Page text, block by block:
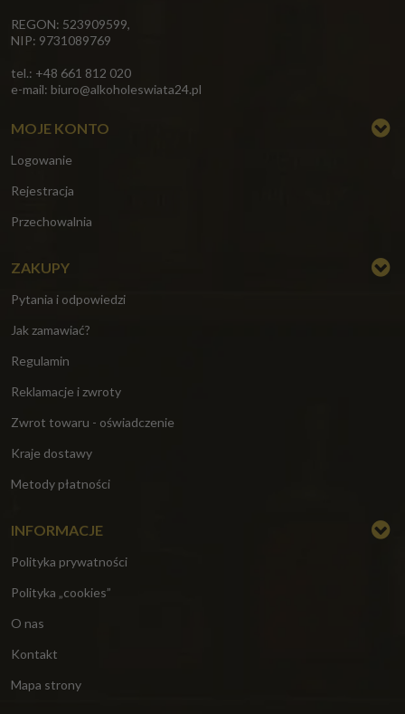
REGON: 523909599,
NIP: 9731089769
tel.: +48 661 812 020
e-mail: biuro@alkoholeswiata24.pl
MOJE KONTO
Logowanie
Rejestracja
Przechowalnia
ZAKUPY
Pytania i odpowiedzi
Jak zamawiać?
Regulamin
Reklamacje i zwroty
Zwrot towaru - oświadczenie
Kraje dostawy
Metody płatności
INFORMACJE
Polityka prywatności
Polityka „cookies”
O nas
Kontakt
Mapa strony